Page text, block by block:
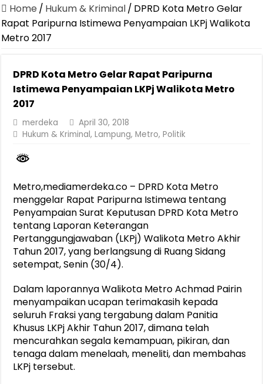
Pastikan Pelayanan Maksimal, Direksi Jasa Raharja Tinjau Korban
Dirut Jasa Raharja Dampingi Wamenhub Tinjau Penanganan
Gelar Audiensi, Jasa Raharja dan Kementerian PANRB Perkuat
Berkontribusi terhadap Keselamatan dan Mobilitas Masyarakat,
Jasa Raharja dan Korlantas Polri Ajak Masyarakat Akhiri Lawan
FLLAJ Kabupaten Tanggamus Perkuat Sinergi Keselamatan Lalu
Festival Literasi Lampung 2026 Dorong Perpustakaan Jadi Ruang
Home / Hukum & Kriminal/ DPRD Kota Metro Gelar
Rapat Paripurna Istimewa Penyampaian LKPj Walikota
Metro 2017
DPRD Kota Metro Gelar Rapat Paripurna
Istimewa Penyampaian LKPj Walikota Metro
2017
merdeka
April 30, 2018
Hukum & Kriminal,Lampung,Metro,Politik
Metro,mediamerdeka.co – DPRD Kota Metro
menggelar Rapat Paripurna Istimewa tentang
Penyampaian Surat Keputusan DPRD Kota Metro
tentang Laporan Keterangan
Pertanggungjawaban (LKPj) Walikota Metro Akhir
Tahun 2017, yang berlangsung di Ruang Sidang
setempat, Senin (30/4).
Dalam laporannya Walikota Metro Achmad Pairin
menyampaikan ucapan terimakasih kepada
seluruh Fraksi yang tergabung dalam Panitia
Khusus LKPj Akhir Tahun 2017, dimana telah
mencurahkan segala kemampuan, pikiran, dan
tenaga dalam menelaah, meneliti, dan membahas
LKPj tersebut.